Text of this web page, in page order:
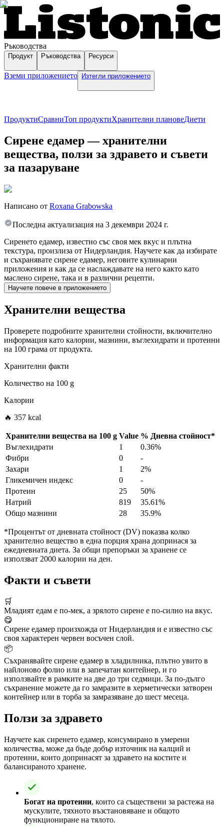
Ръководства
Продукт Ръководства Ресурси
Вземи приложението Изтегли приложението
ПродуктиСравниТоп продуктиХранителни плановеДиети
Сирене едамер — хранителни
вещества, ползи за здравето и съвети
за пазаруване
Написано от Roxana Grabowska
Последна актуализация на 3 декември 2024 г.
Сиренето едамер, известно със своя мек вкус и плътна
текстура, произлиза от Нидерландия. Научете как да избирате
и съхранявате сирене едамер, неговите кулинарни
приложения и как да се наслаждавате на него както като
маслено сирене, така и в различни рецепти.
Научете повече в приложението
Хранителни вещества
Проверете подробните хранителни стойности, включително
информация като калории, мазнини, въглехидрати и протеини
на 100 грама от продукта.
Хранителни факти
Количество на 100 g
Калории
🔥 357 kcal
Хранителни вещества на 100 g Value % Дневна стойност*
Въглехидрати
1
0.36%
Фибри
0
-
Захари
1
2%
Гликемичен индекс
0
-
Протеин
25
50%
Натрий
819
35.61%
Общо мазнини
28 35.9%
*Процентът от дневната стойност (DV) показва колко
хранително вещество в една порция храна допринася за
ежедневната диета. За общи препоръки за хранене се
използват 2000 калории на ден.
Факти и съвети
🛒
Младият едам е по-мек, а зрялото сирене е по-силно на вкус.
😋
Сирене едамер произхожда от Нидерландия и е известно със
своя характерен червен восъчен слой.
📦
Съхранявайте сирене едамер в хладилника, плътно увито в
найлоново фолио или в запечатан контейнер, и го
използвайте в рамките на две до три седмици. За по-дълго
съхранение можете да го замразите в херметически затворен
контейнер или в торба за замразяване до шест месеца.
Ползи за здравето
Научете как сиренето едамер, консумирано в умерени
количества, може да бъде добър източник на калций и
протеини, които допринасят за здравето на костите и
балансираното хранене.
Богат на протеини, които са съществени за растежа на
мускулите, тяхното възстановяване и общото
функциониране на тялото.